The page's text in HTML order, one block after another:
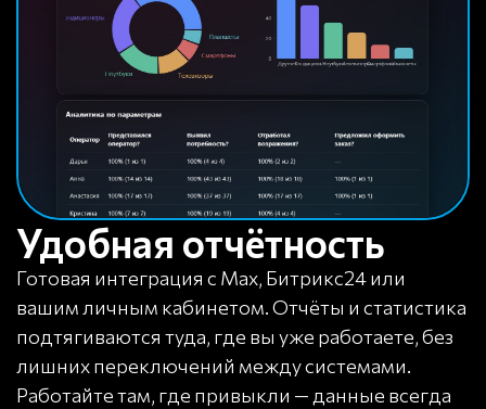
Удобная отчётность
Готовая интеграция с Max, Битрикс24 или
вашим личным кабинетом. Отчёты и статистика
подтягиваются туда, где вы уже работаете, без
лишних переключений между системами.
Работайте там, где привыкли — данные всегда